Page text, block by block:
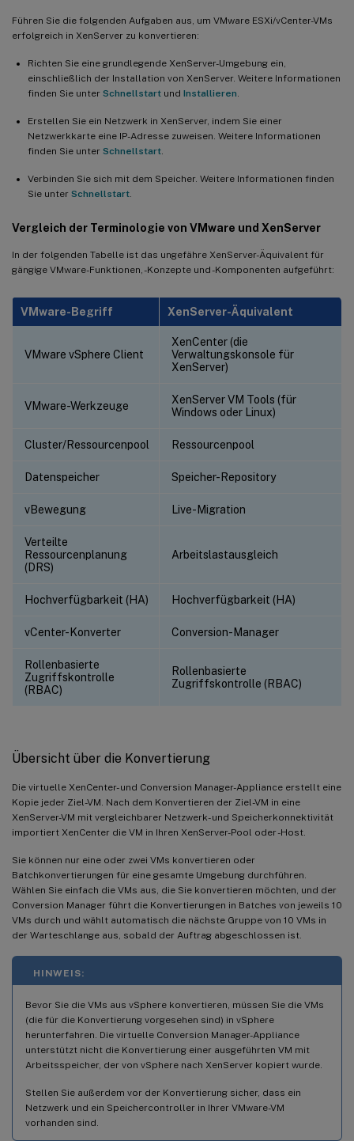
Führen Sie die folgenden Aufgaben aus, um VMware ESXi/vCenter-VMs
erfolgreich in XenServer zu konvertieren:
Richten Sie eine grundlegende XenServer-Umgebung ein,
einschließlich der Installation von XenServer. Weitere Informationen
finden Sie unter Schnellstart und Installieren
Erstellen Sie ein Netzwerk in XenServer, indem Sie einer
Netzwerkkarte eine IP-Adresse zuweisen. Weitere Informationen
finden Sie unter Schnellstart
Verbinden Sie sich mit dem Speicher. Weitere Informationen finden
Sie unter Schnellstart
Vergleich der Terminologie von VMware und XenServer
In der folgenden Tabelle ist das ungefähre XenServer-Äquivalent für
gängige VMware-Funktionen, -Konzepte und -Komponenten aufgeführt:
VMware-Begriff XenServer-Äquivalent
VMware vSphere Client
XenCenter (die
Verwaltungskonsole für
XenServer)
VMware-Werkzeuge
XenServer VM Tools (für
Windows oder Linux)
Cluster/Ressourcenpool Ressourcenpool
Datenspeicher Speicher-Repository
vBewegung Live-Migration
Verteilte
Ressourcenplanung
(DRS)
Arbeitslastausgleich
Hochverfügbarkeit (HA) Hochverfügbarkeit (HA)
vCenter-Konverter Conversion-Manager
Rollenbasierte
Zugriffskontrolle
(RBAC)
Rollenbasierte
Zugriffskontrolle (RBAC)
Übersicht über die Konvertierung
Die virtuelle XenCenter- und Conversion Manager-Appliance erstellt eine
Kopie jeder Ziel-VM. Nach dem Konvertieren der Ziel-VM in eine
XenServer-VM mit vergleichbarer Netzwerk- und Speicherkonnektivität
importiert XenCenter die VM in Ihren XenServer-Pool oder -Host.
Sie können nur eine oder zwei VMs konvertieren oder
Batchkonvertierungen für eine gesamte Umgebung durchführen.
Wählen Sie einfach die VMs aus, die Sie konvertieren möchten, und der
Conversion Manager führt die Konvertierungen in Batches von jeweils 10
VMs durch und wählt automatisch die nächste Gruppe von 10 VMs in
der Warteschlange aus, sobald der Auftrag abgeschlossen ist.
HINWEIS:
Bevor Sie die VMs aus vSphere konvertieren, müssen Sie die VMs
(die für die Konvertierung vorgesehen sind) in vSphere
herunterfahren. Die virtuelle Conversion Manager-Appliance
unterstützt nicht die Konvertierung einer ausgeführten VM mit
Arbeitsspeicher, der von vSphere nach XenServer kopiert wurde.
Stellen Sie außerdem vor der Konvertierung sicher, dass ein
Netzwerk und ein Speichercontroller in Ihrer VMware-VM
vorhanden sind.